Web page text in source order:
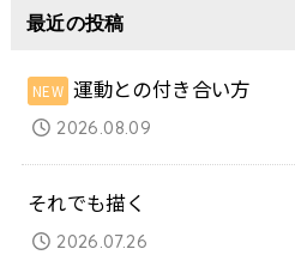
最近の投稿
運動との付き合い方
2026.08.09
それでも描く
2026.07.26